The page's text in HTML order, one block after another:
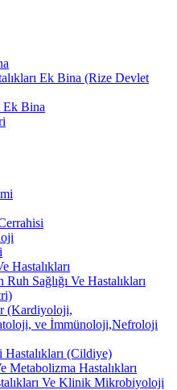
Ek Bina (Rize Devlet
Ek Bina
Hastalıkları
Sağlığı Ve Hastalıkları
(Kardiyoloji,
ve İmmünoloji,Nefroloji
(Cildiye)
Metabolizma Hastalıkları
Ve Klinik Mikrobiyoloji